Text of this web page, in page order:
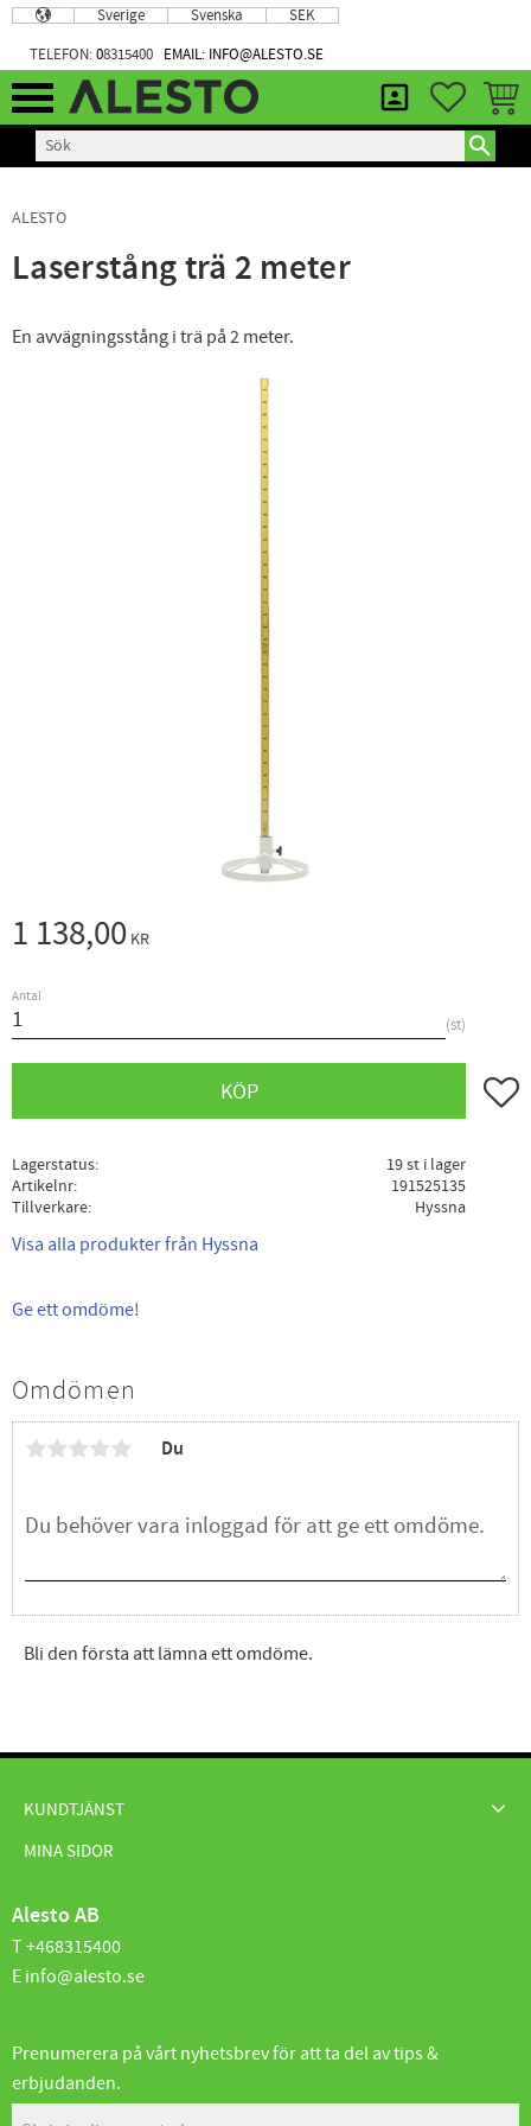
Meny
Sverige Svenska SEK
TELEFON:08315400 EMAIL: INFO@ALESTO.SE
ALESTO
Laserstång trä 2 meter
En avvägningsstång i trä på 2 meter.
1 138,00 KR
Antal
st
KÖP Lägg
Lagerstatus
19 st i lager
Artikelnr
191525135
Tillverkare
Hyssna
Visa alla produkter från Hyssna
Ge ett omdöme!
Omdömen
Du
Bli den första att lämna ett omdöme.
KUNDTJÄNST
MINA SIDOR
Alesto AB
T +468315400
E info@alesto.se
Prenumerera på vårt nyhetsbrev för att ta del av tips &
erbjudanden.